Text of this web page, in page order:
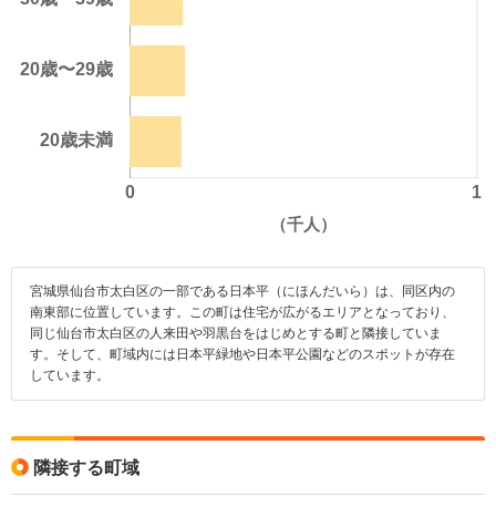
宮城県仙台市太白区の一部である日本平（にほんだいら）は、同区内の
南東部に位置しています。この町は住宅が広がるエリアとなっており、
同じ仙台市太白区の人来田や羽黒台をはじめとする町と隣接していま
す。そして、町域内には日本平緑地や日本平公園などのスポットが存在
しています。
隣接する町域